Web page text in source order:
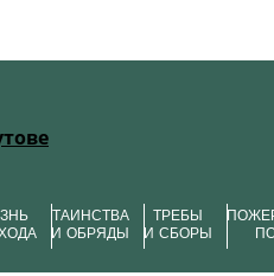
ТАИНСТВА
И ОБРЯДЫ
ТРЕБЫ
И СБОРЫ